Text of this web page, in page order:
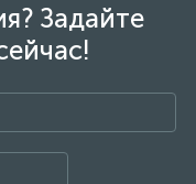
Задайте